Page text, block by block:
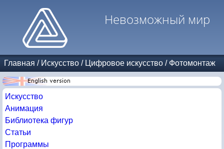
Невозможный мир
Главная / Искусство / Цифровое искусство / Фотомонтаж
Искусство
Анимация
Библиотека фигур
Статьи
Программы